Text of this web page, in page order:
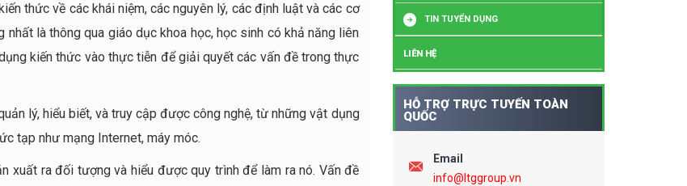
thức về các khái niệm, các nguyên lý, các định luật và các cơ
là thông qua giáo dục khoa học, học sinh có khả năng liên
kiến thức vào thực tiễn để giải quyết các vấn đề trong thực
lý, hiểu biết, và truy cập được công nghệ, từ những vật dụng
tạp như mạng Internet, máy móc.
xuất ra đối tượng và hiểu được quy trình để làm ra nó. Vấn đề
TIN TUYỂN DỤNG
LIÊN HỆ
HỖ TRỢ TRỰC TUYẾN TOÀN
QUỐC
Email
info@ltggroup.vn